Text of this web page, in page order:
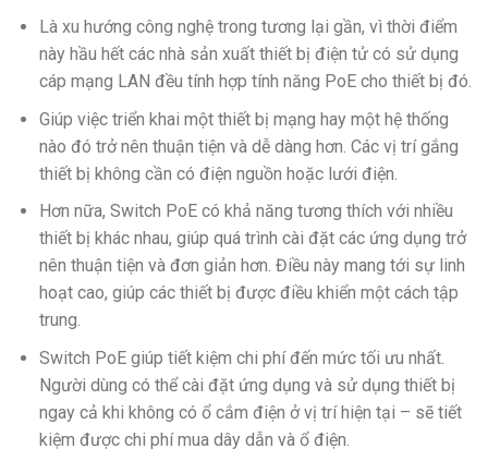
Là xu hướng công nghệ trong tương lại gần, vì thời điểm
này hầu hết các nhà sản xuất thiết bị điện tử có sử dụng
cáp mạng LAN đều tính hợp tính năng PoE cho thiết bị đó.
Giúp việc triển khai một thiết bị mạng hay một hệ thống
nào đó trở nên thuận tiện và dễ dàng hơn. Các vị trí gắng
thiết bị không cần có điện nguồn hoặc lưới điện.
Hơn nữa, Switch PoE có khả năng tương thích với nhiều
thiết bị khác nhau, giúp quá trình cài đặt các ứng dụng trở
nên thuận tiện và đơn giản hơn. Điều này mang tới sự linh
hoạt cao, giúp các thiết bị được điều khiển một cách tập
trung.
Switch PoE giúp tiết kiệm chi phí đến mức tối ưu nhất.
Người dùng có thể cài đặt ứng dụng và sử dụng thiết bị
ngay cả khi không có ổ cắm điện ở vị trí hiện tại – sẽ tiết
kiệm được chi phí mua dây dẫn và ổ điện.